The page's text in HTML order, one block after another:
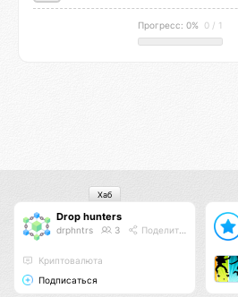
Прогресс: 0% 0 / 1
Drop hunters
drphntrs 3 Поделиться
Криптовалюта
Подписаться
Хаб